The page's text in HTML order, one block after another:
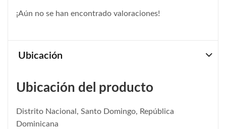
¡Aún no se han encontrado valoraciones!
Ubicación
Ubicación del producto
Distrito Nacional, Santo Domingo, República
Dominicana